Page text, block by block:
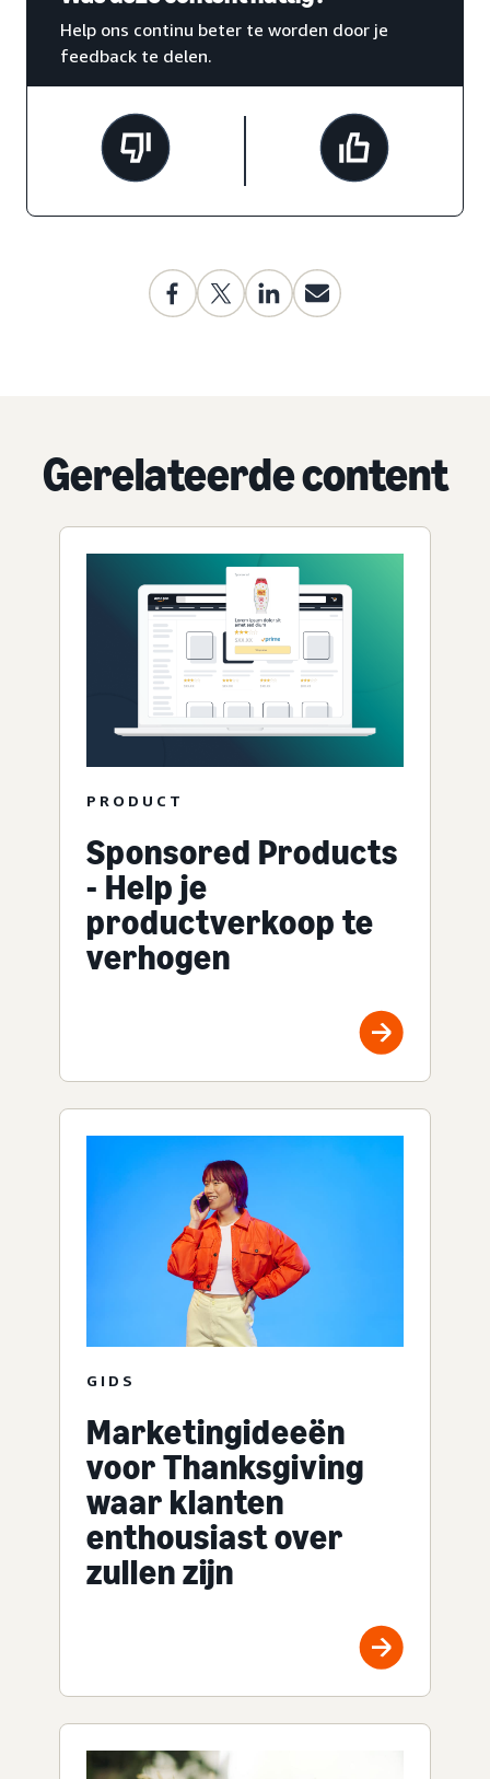
Help ons continu beter te worden door je
feedback te delen.
Gerelateerde content
PRODUCT
Sponsored Products
- Help je
productverkoop te
verhogen
GIDS
Marketingideeën
voor Thanksgiving
waar klanten
enthousiast over
zullen zijn